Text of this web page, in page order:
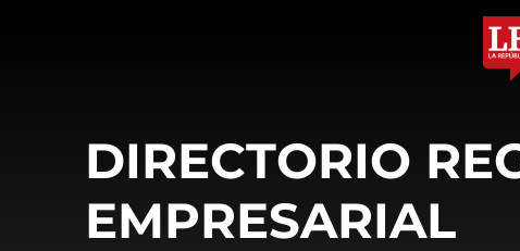
DIRECTORIO
EMPRESARIAL